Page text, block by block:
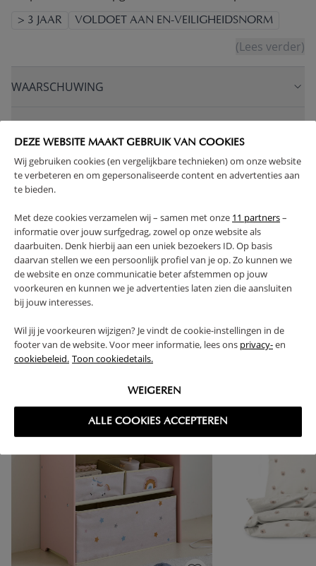
DEZE WEBSITE MAAKT GEBRUIK VAN COOKIES
Wij gebruiken cookies (en vergelijkbare technieken) om onze website
te verbeteren en om gepersonaliseerde content en advertenties aan
te bieden.
Met deze cookies verzamelen wij – samen met onze 11 partners–
informatie over jouw surfgedrag, zowel op onze website als
daarbuiten. Denk hierbij aan een uniek bezoekers ID. Op basis
daarvan stellen we een persoonlijk profiel van je op. Zo kunnen we
de website en onze communicatie beter afstemmen op jouw
voorkeuren en kunnen we je advertenties laten zien die aansluiten
bij jouw interesses.
Wil jij je voorkeuren wijzigen? Je vindt de cookie-instellingen in de
footer van de website. Voor meer informatie, lees ons privacy-en
cookiebeleid. Toon cookiedetails.
WEIGEREN
ALLE COOKIES ACCEPTEREN
> 3 JAAR VOLDOET AAN EN-VEILIGHEIDSNORM
(Lees verder)
WAARSCHUWING
PLUS- EN MINPUNTEN
RETOUREN
High-contrast mode
VAAK SAMEN GEKOCHT